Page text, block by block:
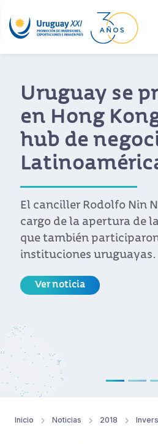
Uruguay se
en Hong
hub de
El canciller Rodolfo Nin
cargo de la apertura de
que también participaron
instituciones uruguayas.
Ver noticia